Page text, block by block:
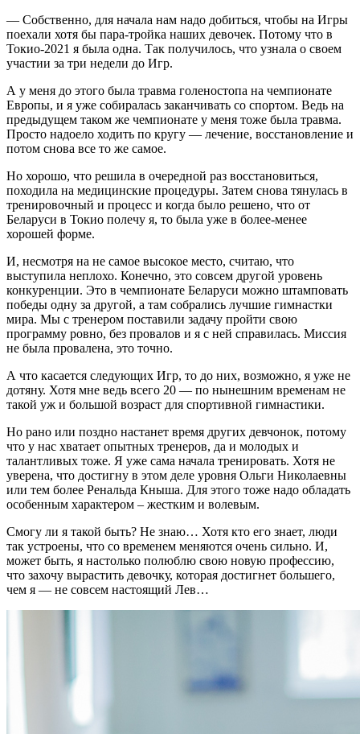
— Собственно, для начала нам надо добиться, чтобы на Игры
поехали хотя бы пара-тройка наших девочек. Потому что в
Токио-2021 я была одна. Так получилось, что узнала о своем
участии за три недели до Игр.
А у меня до этого была травма голеностопа на чемпионате
Европы, и я уже собиралась заканчивать со спортом. Ведь на
предыдущем таком же чемпионате у меня тоже была травма.
Просто надоело ходить по кругу — лечение, восстановление и
потом снова все то же самое.
Но хорошо, что решила в очередной раз восстановиться,
походила на медицинские процедуры. Затем снова тянулась в
тренировочный и процесс и когда было решено, что от
Беларуси в Токио полечу я, то была уже в более-менее
хорошей форме.
И, несмотря на не самое высокое место, считаю, что
выступила неплохо. Конечно, это совсем другой уровень
конкуренции. Это в чемпионате Беларуси можно штамповать
победы одну за другой, а там собрались лучшие гимнастки
мира. Мы с тренером поставили задачу пройти свою
программу ровно, без провалов и я с ней справилась. Миссия
не была провалена, это точно.
А что касается следующих Игр, то до них, возможно, я уже не
дотяну. Хотя мне ведь всего 20 — по нынешним временам не
такой уж и большой возраст для спортивной гимнастики.
Но рано или поздно настанет время других девчонок, потому
что у нас хватает опытных тренеров, да и молодых и
талантливых тоже. Я уже сама начала тренировать. Хотя не
уверена, что достигну в этом деле уровня Ольги Николаевны
или тем более Ренальда Кныша. Для этого тоже надо обладать
особенным характером – жестким и волевым.
Смогу ли я такой быть? Не знаю… Хотя кто его знает, люди
так устроены, что со временем меняются очень сильно. И,
может быть, я настолько полюблю свою новую профессию,
что захочу вырастить девочку, которая достигнет большего,
чем я — не совсем настоящий Лев…